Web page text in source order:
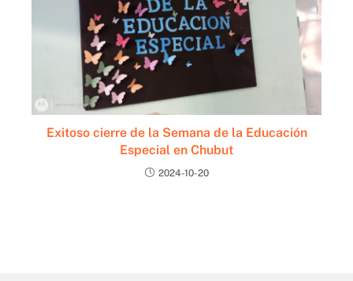
Exitoso cierre de la Semana de la Educación
Especial en Chubut
2024-10-20